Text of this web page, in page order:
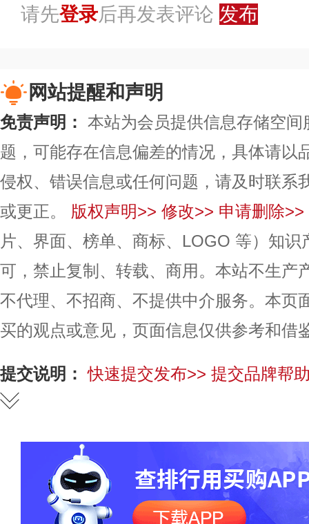
请先登录后再发表评论 发布
网站提醒和声明
免责声明： 本站为会员提供信息存储空
题，可能存在信息偏差的情况，具体请以
侵权、错误信息或任何问题，请及时联系
或更正。
版权声明>> 修改>> 申请删除>>
片、界面、榜单、商标、LOGO 等）知
可，禁止复制、转载、商用。本站不生产
不代理、不招商、不提供中介服务。本页
买的观点或意见，页面信息仅供参考和借
提交说明： 快速提交发布>> 提交品牌帮